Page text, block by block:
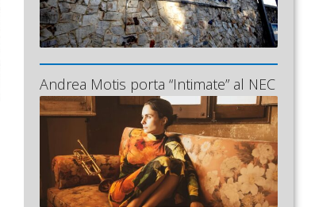
Andrea Motis porta “Intimate” al NEC